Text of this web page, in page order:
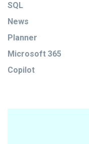
SQL
News
Planner
Microsoft 365
Copilot